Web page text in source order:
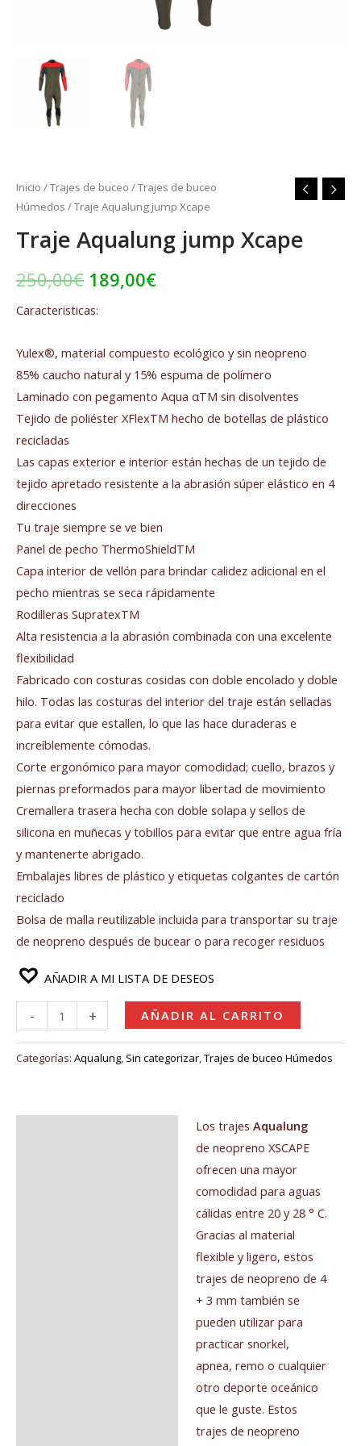
Inicio /Trajes de buceo /Trajes de buceo
Húmedos / Traje Aqualung jump Xcape
Traje Aqualung jump Xcape
250,00€ 189,00€
Caracteristicas:
Yulex®, material compuesto ecológico y sin neopreno
85% caucho natural y 15% espuma de polímero
Laminado con pegamento Aqua αTM sin disolventes
Tejido de poliéster XFlexTM hecho de botellas de plástico
recicladas
Las capas exterior e interior están hechas de un tejido de
tejido apretado resistente a la abrasión súper elástico en 4
direcciones
Tu traje siempre se ve bien
Panel de pecho ThermoShieldTM
Capa interior de vellón para brindar calidez adicional en el
pecho mientras se seca rápidamente
Rodilleras SupratexTM
Alta resistencia a la abrasión combinada con una excelente
flexibilidad
Fabricado con costuras cosidas con doble encolado y doble
hilo. Todas las costuras del interior del traje están selladas
para evitar que estallen, lo que las hace duraderas e
increíblemente cómodas.
Corte ergonómico para mayor comodidad; cuello, brazos y
piernas preformados para mayor libertad de movimiento
Cremallera trasera hecha con doble solapa y sellos de
silicona en muñecas y tobillos para evitar que entre agua fría
y mantenerte abrigado.
Embalajes libres de plástico y etiquetas colgantes de cartón
reciclado
Bolsa de malla reutilizable incluida para transportar su traje
de neopreno después de bucear o para recoger residuos
AÑADIR A MI LISTA DE DESEOS
- + AÑADIR AL CARRITO
Categorías: Aqualung, Sin categorizar,Trajes de buceo Húmedos
Los trajes Aqualung
de neopreno XSCAPE
ofrecen una mayor
comodidad para aguas
cálidas entre 20 y 28 ° C.
Gracias al material
flexible y ligero, estos
trajes de neopreno de 4
+ 3 mm también se
pueden utilizar para
practicar snorkel,
apnea, remo o cualquier
otro deporte oceánico
que le guste. Estos
trajes de neopreno